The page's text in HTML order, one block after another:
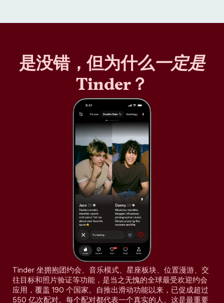
是没错，但为什么一定是
Tinder？
Tinder 坐拥抱团约会、音乐模式、星座板块、位置漫游、交
往目标和照片验证等功能，是当之无愧的全球最受欢迎约会
应用，覆盖 190 个国家。自推出滑动功能以来，已促成超过
550 亿次配对。每个配对都代表一个真实的人。这是最重要